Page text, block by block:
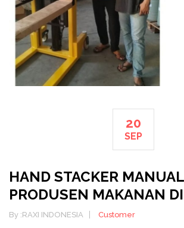
20
SEP
HAND STACKER MANUAL
PRODUSEN MAKANAN
By :RAXI INDONESIA Customer